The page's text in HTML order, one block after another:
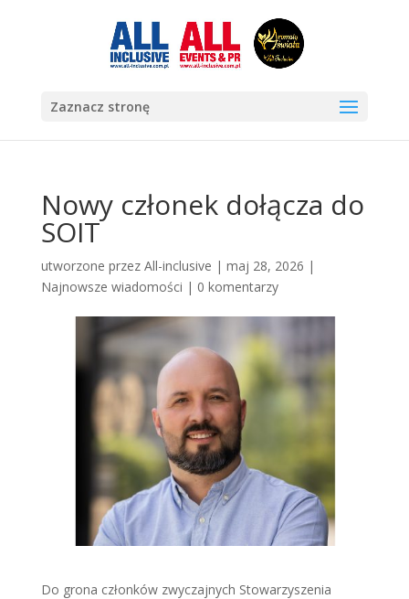
Zaznacz stronę
Nowy członek dołącza do
SOIT
utworzone przez All-inclusive | maj 28, 2026 |
Najnowsze wiadomości | 0 komentarzy
Do grona członków zwyczajnych Stowarzyszenia